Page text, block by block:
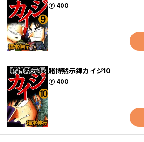
400
ポイント
賭博黙示録カイジ10
400
ポイント